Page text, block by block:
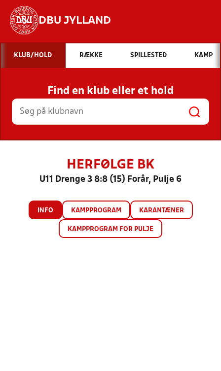
DBU JYLLAND
Hvad vil du søge efter?
INDHOLD OG NYHEDER
STILLINGER, RESULTATER, KLUBBER OG
HOLD
KLUB/HOLD RÆKKE SPILLESTED KAMP
Find en klub eller et hold
HERFØLGE BK
U11 Drenge 3 8:8 (15) Forår, Pulje 6
INFO KAMPPROGRAM KARANTÆNER
KAMPPROGRAM FOR PULJE